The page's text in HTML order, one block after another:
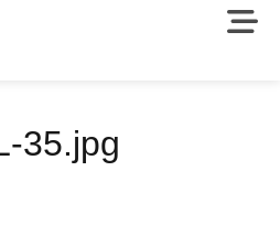
35.jpg